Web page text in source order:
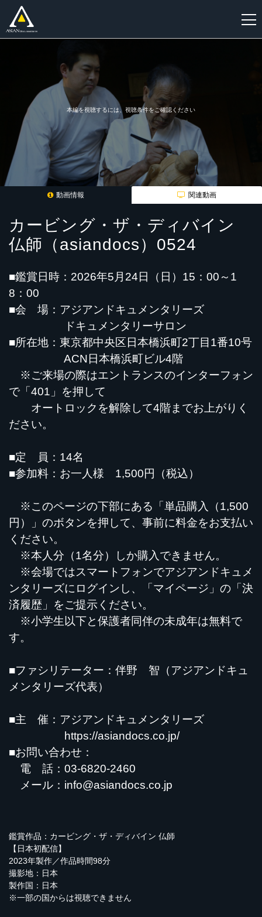
本編を視聴するには、視聴条件をご確認ください
動画情報 関連動画
カービング・ザ・ディバイン
仏師（asiandocs）0524
■鑑賞日時：2026年5月24日（日）15：00～1
8：00
■会 場：アジアンドキュメンタリーズ
ドキュメンタリーサロン
■所在地：東京都中央区日本橋浜町2丁目1番10号
ACN日本橋浜町ビル4階
※ご来場の際はエントランスのインターフォン
で「401」を押して
オートロックを解除して4階までお上がりく
ださい。
■定 員：14名
■参加料：お一人様 1,500円（税込）
※このページの下部にある「単品購入（1,500
円）」のボタンを押して、事前に料金をお支払い
ください。
※本人分（1名分）しか購入できません。
※会場ではスマートフォンでアジアンドキュメ
ンタリーズにログインし、「マイページ」の「決
済履歴」をご提示ください。
※小学生以下と保護者同伴の未成年は無料で
す。
■ファシリテーター：伴野 智（アジアンドキュ
メンタリーズ代表）
■主 催：アジアンドキュメンタリーズ
https://asiandocs.co.jp/
■お問い合わせ：
電 話：03-6820-2460
メール： info@asiandocs.co.jp
鑑賞作品：カービング・ザ・ディバイン 仏師
【日本初配信】
2023年製作／作品時間98分
撮影地：日本
製作国：日本
※一部の国からは視聴できません